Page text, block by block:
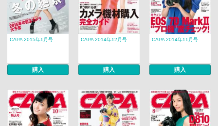
CAPA 2015年1月号
購入
CAPA 2014年12月号
購入
CAPA 2014年11月号
購入